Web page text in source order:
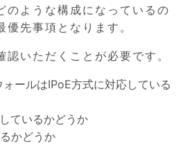
のような構成になっているの
先事項となります。
いただくことが必要です。
ールはIPoE方式に対応している
ているかどうか
かどうか